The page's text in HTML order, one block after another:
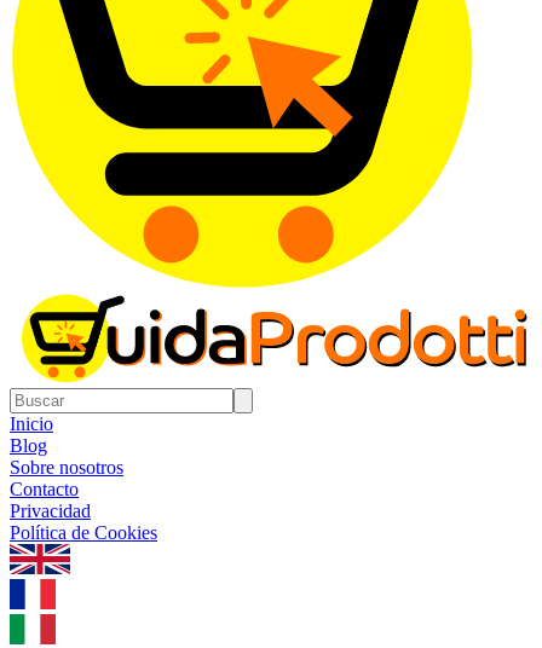
Inicio
Blog
Sobre nosotros
Contacto
Privacidad
Política de Cookies